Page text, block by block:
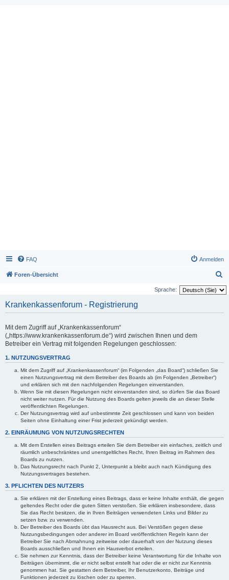
FAQ Anmelden
Foren-Übersicht
u
Sprache:
Krankenkassenforum - Registrierung
Mit dem Zugriff auf „Krankenkassenforum“
(„https://www.krankenkassenforum.de“) wird zwischen Ihnen und dem
Betreiber ein Vertrag mit folgenden Regelungen geschlossen:
1. NUTZUNGSVERTRAG
Mit dem Zugriff auf „Krankenkassenforum“ (im Folgenden „das Board“) schließen Sie
einen Nutzungsvertrag mit dem Betreiber des Boards ab (im Folgenden „Betreiber“)
und erklären sich mit den nachfolgenden Regelungen einverstanden.
Wenn Sie mit diesen Regelungen nicht einverstanden sind, so dürfen Sie das Board
nicht weiter nutzen. Für die Nutzung des Boards gelten jeweils die an dieser Stelle
veröffentlichten Regelungen.
Der Nutzungsvertrag wird auf unbestimmte Zeit geschlossen und kann von beiden
Seiten ohne Einhaltung einer Frist jederzeit gekündigt werden.
2. EINRÄUMUNG VON NUTZUNGSRECHTEN
Mit dem Erstellen eines Beitrags erteilen Sie dem Betreiber ein einfaches, zeitlich und
räumlich unbeschränktes und unentgeltliches Recht, Ihren Beitrag im Rahmen des
Boards zu nutzen.
Das Nutzungsrecht nach Punkt 2, Unterpunkt a bleibt auch nach Kündigung des
Nutzungsvertrages bestehen.
3. PFLICHTEN DES NUTZERS
Sie erklären mit der Erstellung eines Beitrags, dass er keine Inhalte enthält, die gegen
geltendes Recht oder die guten Sitten verstoßen. Sie erklären insbesondere, dass
Sie das Recht besitzen, die in Ihren Beiträgen verwendeten Links und Bilder zu
setzen bzw. zu verwenden.
Der Betreiber des Boards übt das Hausrecht aus. Bei Verstößen gegen diese
Nutzungsbedingungen oder anderer im Board veröffentlichten Regeln kann der
Betreiber Sie nach Abmahnung zeitweise oder dauerhaft von der Nutzung dieses
Boards ausschließen und Ihnen ein Hausverbot erteilen.
Sie nehmen zur Kenntnis, dass der Betreiber keine Verantwortung für die Inhalte von
Beiträgen übernimmt, die er nicht selbst erstellt hat oder die er nicht zur Kenntnis
genommen hat. Sie gestatten dem Betreiber, Ihr Benutzerkonto, Beiträge und
Funktionen jederzeit zu löschen oder zu sperren.